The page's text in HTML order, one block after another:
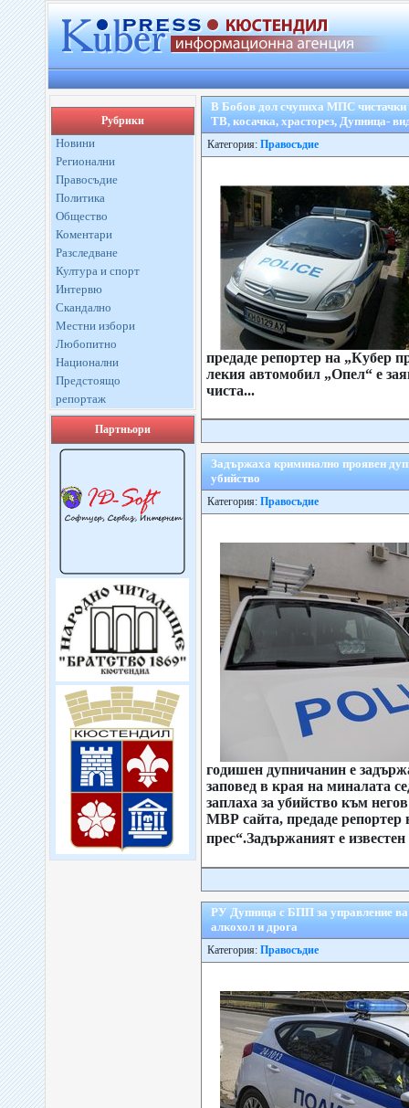
Рубрики
Новини
Регионални
Правосъдие
Политика
Общество
Коментари
Разследване
Култура и спорт
Интервю
Скандално
Местни избори
Любопитно
Национални
Предстоящо
репортаж
Партньори
В Бобов дол счупиха МПС чистачки
ТВ, косачка, храсторез, Дупница-
Категория: Правосъдие
предаде репортер на „Кубер
лекия автомобил „Опел“ е
чиста...
Задържаха криминално проявен
убийство
Категория: Правосъдие
годишен дупничанин е
заповед в края на миналата
заплаха за убийство към
МВР сайта, предаде репортер
прес“.Задържаният е
РУ Дупница с БПП за управление
алкохол и дрога
Категория: Правосъдие